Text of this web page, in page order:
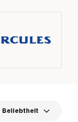
Beliebtheit